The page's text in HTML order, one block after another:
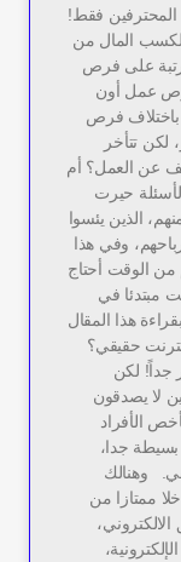
المحترفين فقط!
لكسب المال من
على فرص
عمل أون
باختلاف فرص
لكن تتأخر
عن العمل؟ أم
حيرت
الذين يئسوا
وفي هذا
الوقت أحتاج
كنت مبتدئا في
هذا المقال
حقيقي؟
جداً! لكن
لا يصدقون
الأفراد
بسيطة جدا،
وهنالك
ممتازا من
الالكتروني،